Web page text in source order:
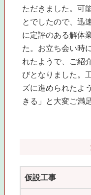
ただきました。可
とでしたので、迅
に定評のある解体
た。お立ち会い時
れたようで、ご紹
びとなりました。
ズに進められたよ
きる」と大変ご満
仮設工事